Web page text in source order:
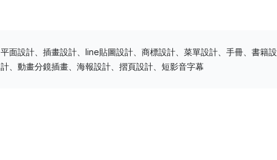
平面設計、插畫設計、line貼圖設計、商標設計、菜單設計、手冊、書籍設
計、動畫分鏡插畫、海報設計、摺頁設計、短影音字幕